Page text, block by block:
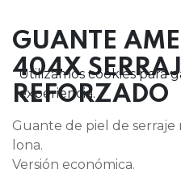
GUANTE
404X
REFORZADO
Guante de piel de
lona.
Versión económica.
Utilizamos cookies para
experiencia.